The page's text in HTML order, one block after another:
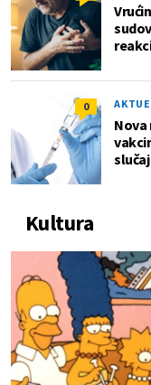
0
Nova
slučaj
Kultura